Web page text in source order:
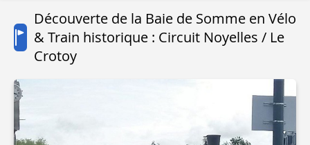
Découverte de la Baie de Somme en Vélo
& Train historique : Circuit Noyelles / Le
Crotoy